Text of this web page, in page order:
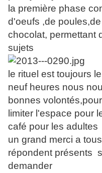
la première phase
d'oeufs ,de
chocolat, permettant
sujets
le rituel est toujours
neuf heures nous
bonnes
limiter l'espace pour
café pour les adultes
un grand merci a
répondent présents
demander